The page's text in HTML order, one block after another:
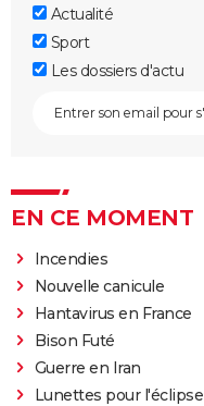
Actualité
Sport
Les dossiers d'actu
EN CE MOMENT
Incendies
Nouvelle canicule
Hantavirus en France
Bison Futé
Guerre en Iran
Lunettes pour l'éclipse